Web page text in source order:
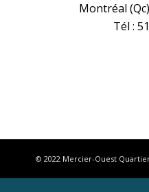
Montréal
Tél :
© 2022 Mercier-Ouest